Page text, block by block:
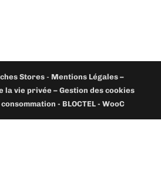
Stores - Mentions Légales –
la vie privée – Gestion des cookies
- BLOCTEL - WooC